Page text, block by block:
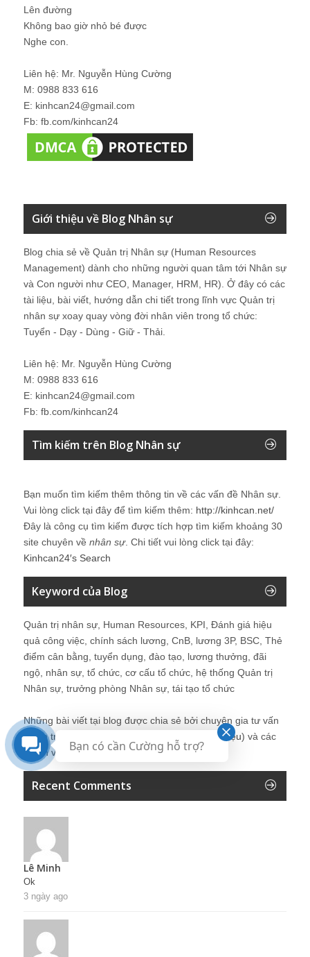
Lên đường
Không bao giờ nhỏ bé được
Nghe con.
Liên hệ: Mr. Nguyễn Hùng Cường
M: 0988 833 616
E: kinhcan24@gmail.com
Fb: fb.com/kinhcan24
Giới thiệu về Blog Nhân sự
Blog chia sẻ về Quản trị Nhân sự (Human Resources
Management) dành cho những người quan tâm tới Nhân sự
và Con người như CEO, Manager, HRM, HR). Ở đây có các
tài liệu, bài viết, hướng dẫn chi tiết trong lĩnh vực Quản trị
nhân sự xoay quay vòng đời nhân viên trong tổ chức:
Tuyển - Dạy - Dùng - Giữ - Thải.
Liên hệ: Mr. Nguyễn Hùng Cường
M: 0988 833 616
E: kinhcan24@gmail.com
Fb: fb.com/kinhcan24
Tìm kiếm trên Blog Nhân sự
Bạn muốn tìm kiếm thêm thông tin về các vấn đề Nhân sự
Vui lòng click tại đây để tìm kiếm thêm: http://kinhcan.net/
Đây là công cụ tìm kiếm được tích hợp tìm kiếm khoảng 30
site chuyên về nhân sự. Chi tiết vui lòng click tại đây:
Kinhcan24′s Search
Keyword của Blog
Quản trị nhân sự, Human Resources, KPI, Đánh giá hiệu
quả công việc, chính sách lương, CnB, lương 3P, BSC, Thẻ
điểm cân bằng, tuyển dụng, đào tạo, lương thưởng, đãi
ngộ, nhân sự, tổ chức, cơ cấu tổ chức, hệ thống Quản trị
Nhân sự, trưởng phòng Nhân sự, tái tạo tổ chức
Những bài viết tại blog được chia sẻ bởi chuyên gia tư vấn
Quản trị Nhân sự Nguyễn Hùng Cường (
giới thiệu) và các
thành viên khác trong cộng đồng Nhân sự.
Recent Comments
Lê Minh
Ok
3 ngày ago
Bạn có cần Cường hỗ trợ?